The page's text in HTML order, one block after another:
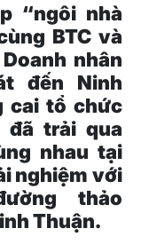
“ngôi nhà
BTC và
nhân
đến Ninh
cai tổ chức
đã trải qua
nhau tại
nghiệm với
thảo
Thuận.